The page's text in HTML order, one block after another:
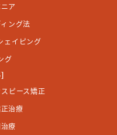
ア
ング法
ェイピング
グ
ピース矯正
治療
療